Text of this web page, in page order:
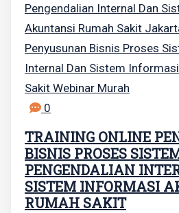
Pengendalian Internal Dan
Akuntansi Rumah Sakit
Penyusunan Bisnis Proses
Internal Dan Sistem
Sakit Webinar Murah
0
TRAINING ONLINE
BISNIS PROSES
PENGENDALIAN
SISTEM INFORMASI
RUMAH SAKIT